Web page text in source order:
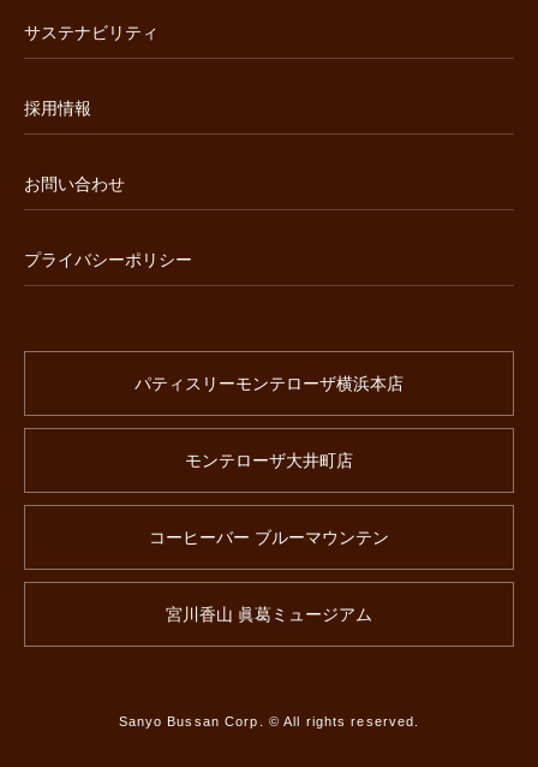
サステナビリティ
採用情報
お問い合わせ
プライバシーポリシー
パティスリーモンテローザ横浜本店
モンテローザ大井町店
コーヒーバー ブルーマウンテン
宮川香山 眞葛ミュージアム
Sanyo Bussan Corp. © All rights reserved.